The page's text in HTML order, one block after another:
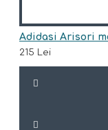
215 Lei